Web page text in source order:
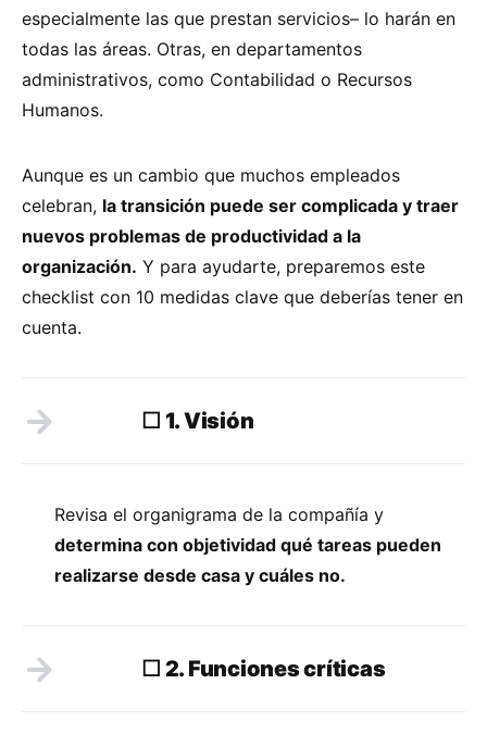
especialmente las que prestan servicios– lo harán en
todas las áreas. Otras, en departamentos
administrativos, como Contabilidad o Recursos
Humanos.
Aunque es un cambio que muchos empleados
celebran, la transición puede ser complicada y traer
nuevos problemas de productividad a la
organización. Y para ayudarte, preparemos este
checklist con 10 medidas clave que deberías tener en
cuenta.
☐ 1. Visión
Revisa el organigrama de la compañía y
determina con objetividad qué tareas pueden
realizarse desde casa y cuáles no.
☐ 2. Funciones críticas